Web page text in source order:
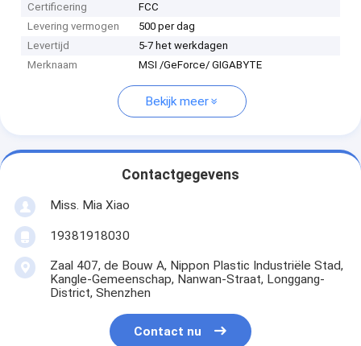
Certificering
FCC
Levering vermogen
500 per dag
Levertijd
5-7 het werkdagen
Merknaam
MSI /GeForce/ GIGABYTE
Bekijk meer
Contactgegevens
Miss. Mia Xiao
19381918030
Zaal 407, de Bouw A, Nippon Plastic Industriële Stad,
Kangle-Gemeenschap, Nanwan-Straat, Longgang-
District, Shenzhen
Contact nu